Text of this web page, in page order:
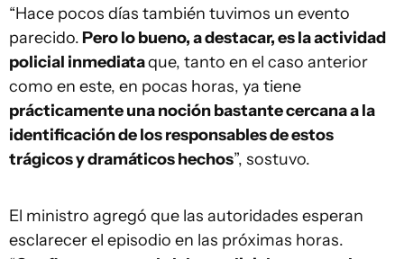
“Hace pocos días también tuvimos un evento
parecido. Pero lo bueno, a destacar, es la actividad
policial inmediataque, tanto en el caso anterior
como en este, en pocas horas, ya tiene
prácticamente una noción bastante cercana a la
identificación de los responsables de estos
trágicos y dramáticos hechos”, sostuvo.
El ministro agregó que las autoridades esperan
esclarecer el episodio en las próximas horas.